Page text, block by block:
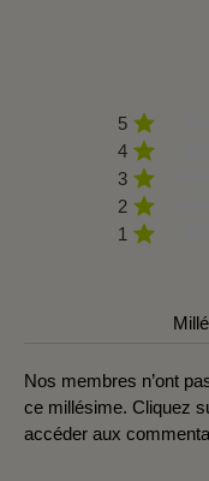
5
4
3
2
1
Nos membres n’ont
ce millésime. Cliquez
accéder aux